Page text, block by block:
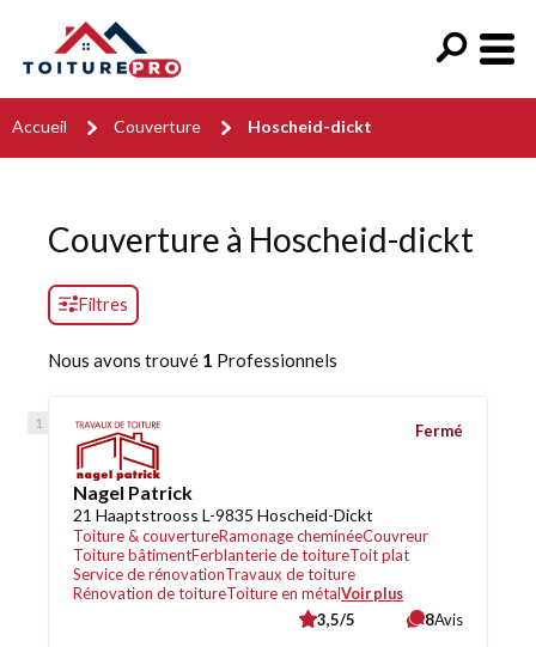
Accueil Couverture Hoscheid-dickt
Couverture à Hoscheid-dickt
Filtres
Nous avons trouvé 1 Professionnels
Nagel Patrick
21 Haaptstrooss L-9835 Hoscheid-Dickt
Toiture & couvertureRamonage cheminéeCouvreur
Toiture bâtimentFerblanterie de toitureToit plat
Service de rénovationTravaux de toiture
Rénovation de toitureToiture en métalVoir plus
Fermé
3,5/5 8Avis